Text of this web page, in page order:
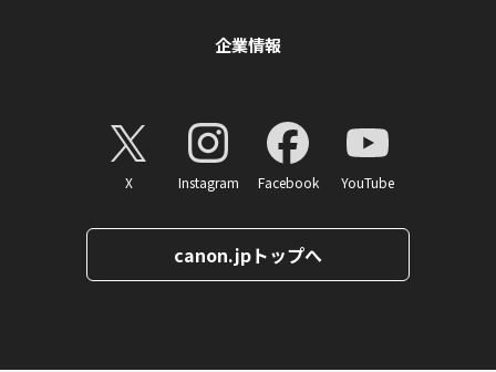
企業情報
X Instagram Facebook YouTube
canon.jpトップへ